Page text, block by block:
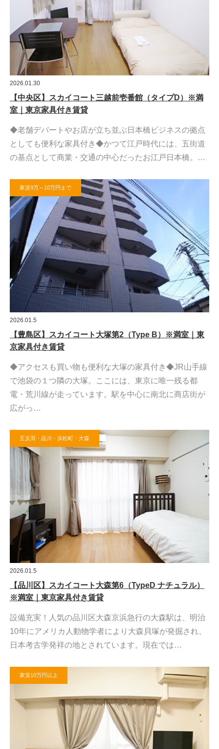
2026.01.30
【中央区】スカイコート三越前壱番館（タイプD）※満
室｜東京家具付き賃貸
◆老舗デパートやお店が立ち並ぶ日本橋ビジネスの拠点
としても便利な家具付き◆かつて江戸時代には、五街道
の基点として商業・交通の中心だったお江戸日本橋。…
家賃9万～10万円まで
2026.01.5
【豊島区】スカイコート大塚第2（Type B）※満室｜東
京家具付き賃貸
◆アクセスも買い物も便利な大塚の家具付き◆JR山手線
で池袋の１つ隣の大塚。ここには、東京に唯一残る都
電・荒川線が走っています。駅を中心に南北に商店街が
広がっ…
五反田・品川・浜松町・大森
2026.01.5
【品川区】スカイコート大森第6（TypeD ナチュラル）
※満室｜東京家具付き賃貸
設備充実！人気の品川区大森京浜急行の大森駅は、明治
10年にアメリカ人動物学者により大森貝塚が発掘され、
日本考古学発祥の地とされています。現在では…
家賃10万円以上